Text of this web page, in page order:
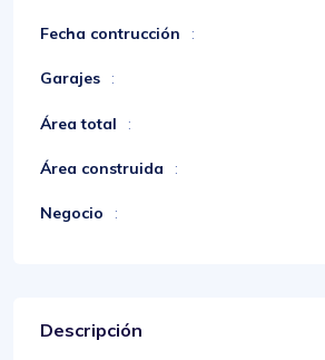
Fecha contrucción :
Garajes :
Área total :
Área construida :
Negocio :
Descripción